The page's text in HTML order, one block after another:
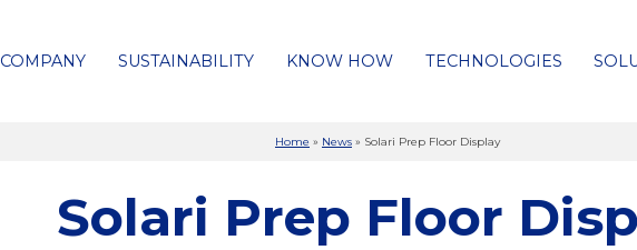
COMPANY SUSTAINABILITY KNOW HOW TECHNOLOGIES
Home » News » Solari Prep Floor Display
Solari Prep Floor